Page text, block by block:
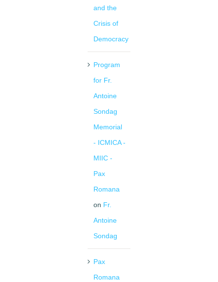
and the
Crisis of
Democracy
Program
for Fr.
Antoine
Sondag
Memorial
- ICMICA -
MIIC -
Pax
Romana
on Fr.
Antoine
Sondag
Pax
Romana